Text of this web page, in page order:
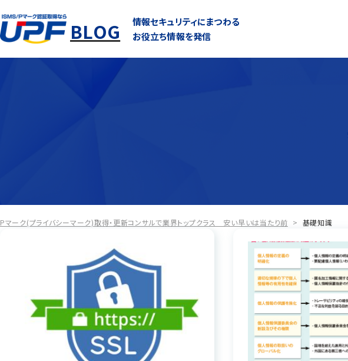
BLOG
情報セキュリティにまつわる
お役立ち情報を発信
Pマーク(プライバシーマーク)取得・更新コンサルで業界トップクラス 安い早いは当たり前 > 基礎知識